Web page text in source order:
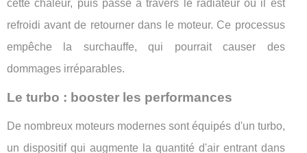
cette chaleur, puis passe à travers le radiateur où il est
refroidi avant de retourner dans le moteur. Ce processus
empêche la surchauffe, qui pourrait causer des
dommages irréparables.
Le turbo : booster les performances
De nombreux moteurs modernes sont équipés d'un turbo,
un dispositif qui augmente la quantité d'air entrant dans